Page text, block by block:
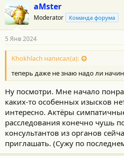
aMster
Moderator Команда форума
5 Янв 2024
Khokhlach написал(а):
теперь даже не знаю надо ли
Ну посмотри. Мне начало
каких-то особенных изысков
интересно. Актёры
расследования конечно чушь
консультантов из органов
приглашать. (Сужу по